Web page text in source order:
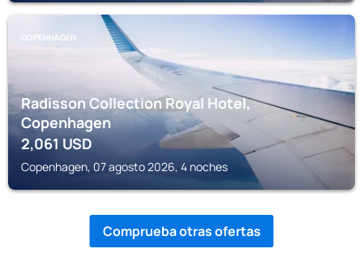
COPENHAGEN
Radisson Collection Royal Hotel,
Copenhagen
2,061USD
Copenhagen, 07 agosto 2026, 4 noches
Comprueba otras ofertas